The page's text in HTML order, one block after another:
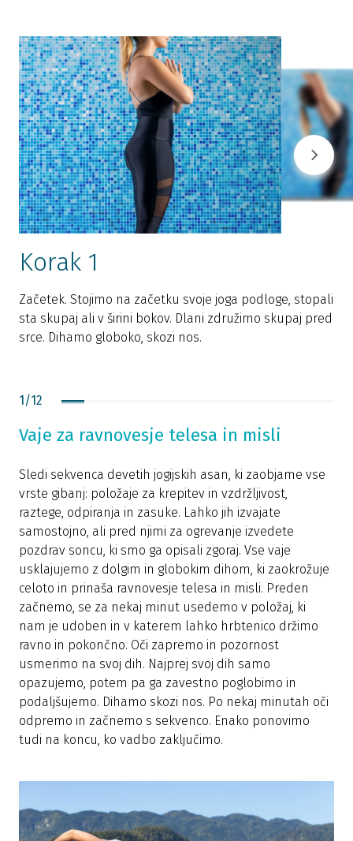
Korak 1
Začetek. Stojimo na začetku svoje joga podloge, stopali
sta skupaj ali v širini bokov. Dlani združimo skupaj pred
srce. Dihamo globoko, skozi nos.
1/12
Vaje za ravnovesje telesa in misli
Sledi sekvenca devetih jogijskih asan, ki zaobjame vse
vrste gibanj: položaje za krepitev in vzdržljivost,
raztege, odpiranja in zasuke. Lahko jih izvajate
samostojno, ali pred njimi za ogrevanje izvedete
pozdrav soncu, ki smo ga opisali zgoraj. Vse vaje
usklajujemo z dolgim in globokim dihom, ki zaokrožuje
celoto in prinaša ravnovesje telesa in misli. Preden
začnemo, se za nekaj minut usedemo v položaj, ki
nam je udoben in v katerem lahko hrbtenico držimo
ravno in pokončno. Oči zapremo in pozornost
usmerimo na svoj dih. Najprej svoj dih samo
opazujemo, potem pa ga zavestno poglobimo in
podaljšujemo. Dihamo skozi nos. Po nekaj minutah oči
odpremo in začnemo s sekvenco. Enako ponovimo
tudi na koncu, ko vadbo zaključimo.